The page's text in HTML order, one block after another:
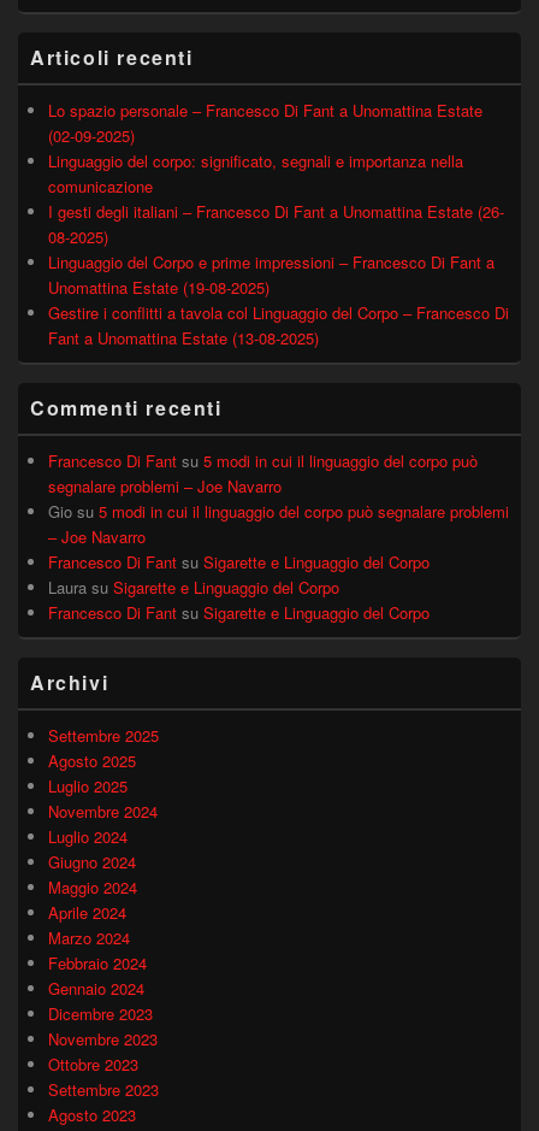
Articoli recenti
Lo spazio personale – Francesco Di Fant a Unomattina Estate
(02-09-2025)
Linguaggio del corpo: significato, segnali e importanza nella
comunicazione
I gesti degli italiani – Francesco Di Fant a Unomattina Estate (26-
08-2025)
Linguaggio del Corpo e prime impressioni – Francesco Di Fant a
Unomattina Estate (19-08-2025)
Gestire i conflitti a tavola col Linguaggio del Corpo – Francesco Di
Fant a Unomattina Estate (13-08-2025)
Commenti recenti
Francesco Di Fant su 5 modi in cui il linguaggio del corpo può
segnalare problemi – Joe Navarro
Gio su 5 modi in cui il linguaggio del corpo può segnalare problemi
– Joe Navarro
Francesco Di Fant su Sigarette e Linguaggio del Corpo
Laura su Sigarette e Linguaggio del Corpo
Francesco Di Fant su Sigarette e Linguaggio del Corpo
Archivi
Settembre 2025
Agosto 2025
Luglio 2025
Novembre 2024
Luglio 2024
Giugno 2024
Maggio 2024
Aprile 2024
Marzo 2024
Febbraio 2024
Gennaio 2024
Dicembre 2023
Novembre 2023
Ottobre 2023
Settembre 2023
Agosto 2023